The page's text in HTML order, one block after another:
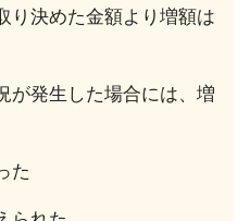
り決めた金額より増額は
が発生した場合には、増
た